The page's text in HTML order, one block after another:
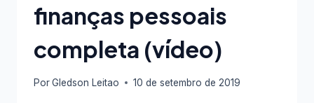
finanças pessoais
completa (vídeo)
PorGledson Leitao 10 de setembro de 2019